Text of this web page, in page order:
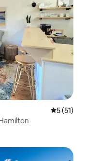
5 (51)